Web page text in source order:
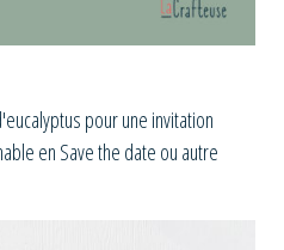
pour une invitation
en Save the date ou autre